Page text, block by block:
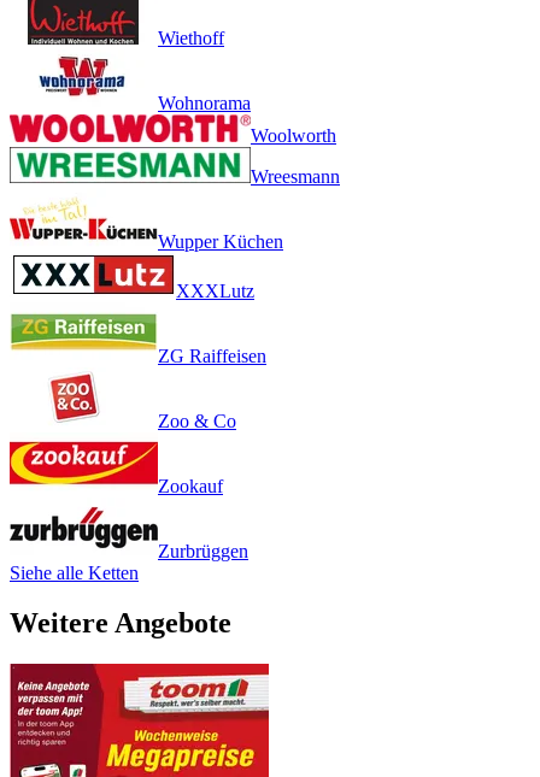
Wiethoff
Wohnorama
Woolworth
Wreesmann
Wupper Küchen
XXXLutz
ZG Raiffeisen
Zoo & Co
Zookauf
Zurbrüggen
Siehe alle Ketten
Weitere Angebote